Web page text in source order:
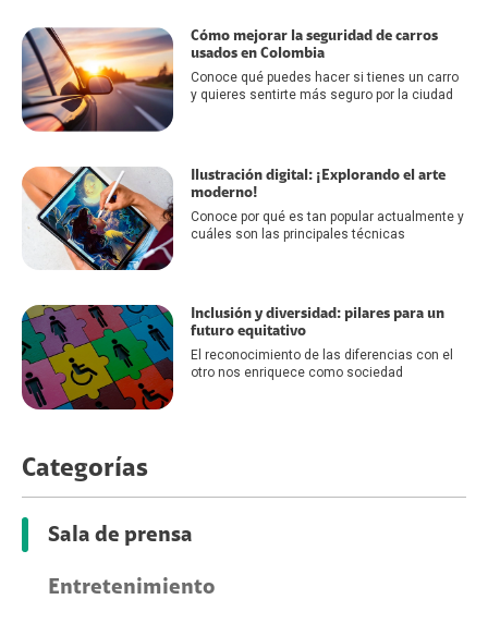
Cómo mejorar la seguridad de carros
usados en Colombia
Conoce qué puedes hacer si tienes un carro
y quieres sentirte más seguro por la ciudad
Ilustración digital: ¡Explorando el arte
moderno!
Conoce por qué es tan popular actualmente y
cuáles son las principales técnicas
Inclusión y diversidad: pilares para un
futuro equitativo
El reconocimiento de las diferencias con el
otro nos enriquece como sociedad
Categorías
Sala de prensa
Entretenimiento